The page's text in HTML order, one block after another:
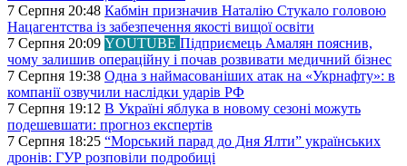
7 Серпня 20:48 Кабмін призначив Наталію Стукало головою
Нацагентства із забезпечення якості вищої освіти
7 Серпня 20:09 YOUTUBE Підприємець Амалян пояснив,
чому залишив операційну і почав розвивати медичний бізнес
7 Серпня 19:38 Одна з наймасованіших атак на «Укрнафту»: в
компанії озвучили наслідки ударів РФ
7 Серпня 19:12 В Україні яблука в новому сезоні можуть
подешевшати: прогноз експертів
7 Серпня 18:25 “Морський парад до Дня Ялти” українських
дронів: ГУР розповіли подробиці